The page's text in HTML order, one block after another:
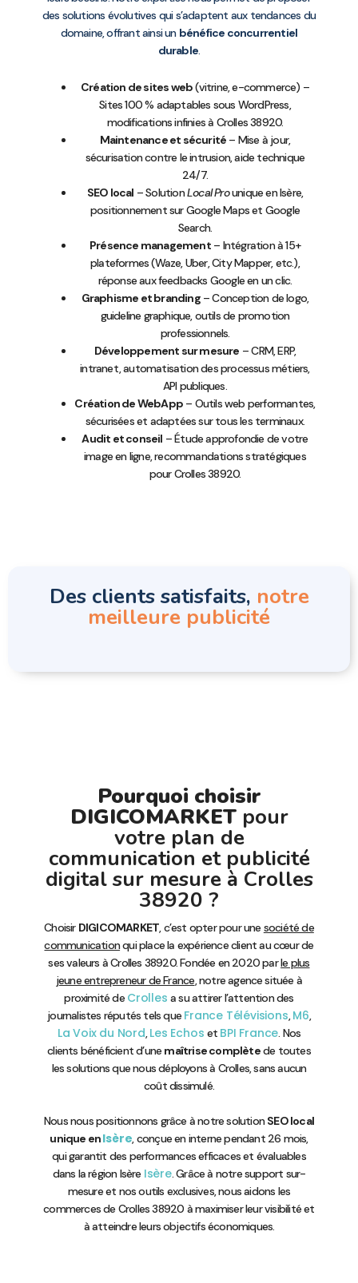
des solutions évolutives qui s’adaptent aux tendances du
domaine, offrant ainsi un bénéfice concurrentiel
durable.
Création de sites web(vitrine, e-commerce) –
Sites 100 % adaptables sous WordPress,
modifications infinies à Crolles 38920.
Maintenance et sécurité – Mise à jour,
sécurisation contre le intrusion, aide technique
24/7.
SEO local – SolutionLocal Prounique en Isère,
positionnement sur Google Maps et Google
Search.
Présence management– Intégration à 15+
plateformes (Waze, Uber, City Mapper, etc.),
réponse aux feedbacks Google en un clic.
Graphisme et branding– Conception de logo,
guideline graphique, outils de promotion
professionnels.
Développement sur mesure – CRM, ERP,
intranet, automatisation des processus métiers,
API publiques.
Création de WebApp – Outils web performantes,
sécurisées et adaptées sur tous les terminaux.
Audit et conseil – Étude approfondie de votre
image en ligne, recommandations stratégiques
pour Crolles 38920.
Des clients satisfaits, notre
meilleure publicité
Pourquoi choisir
DIGICOMARKETpour
votre plan de
communication et publicité
digital sur mesure à Crolles
38920 ?
Choisir DIGICOMARKET, c’est opter pour une société de
communicationqui place la expérience client au cœur de
ses valeurs à Crolles 38920. Fondée en 2020 parle plus
jeune entrepreneur de France, notre agence située à
proximité de Crolles a su attirer l’attention des
journalistes réputés tels que France Télévisions,M6,
La Voix du Nord,Les Echos et BPI France. Nos
clients bénéficient d’une maîtrise complètede toutes
les solutions que nous déployons à Crolles, sans aucun
coût dissimulé.
Nous nous positionnons grâce à notre solutionSEO local
unique enIsère, conçue en interne pendant 26 mois,
qui garantit des performances efficaces et évaluables
dans la région Isère Isère. Grâce à notre support sur-
mesure et nos outils exclusives, nous aidons les
commerces de Crolles 38920 à maximiser leur visibilité et
à atteindre leurs objectifs économiques.